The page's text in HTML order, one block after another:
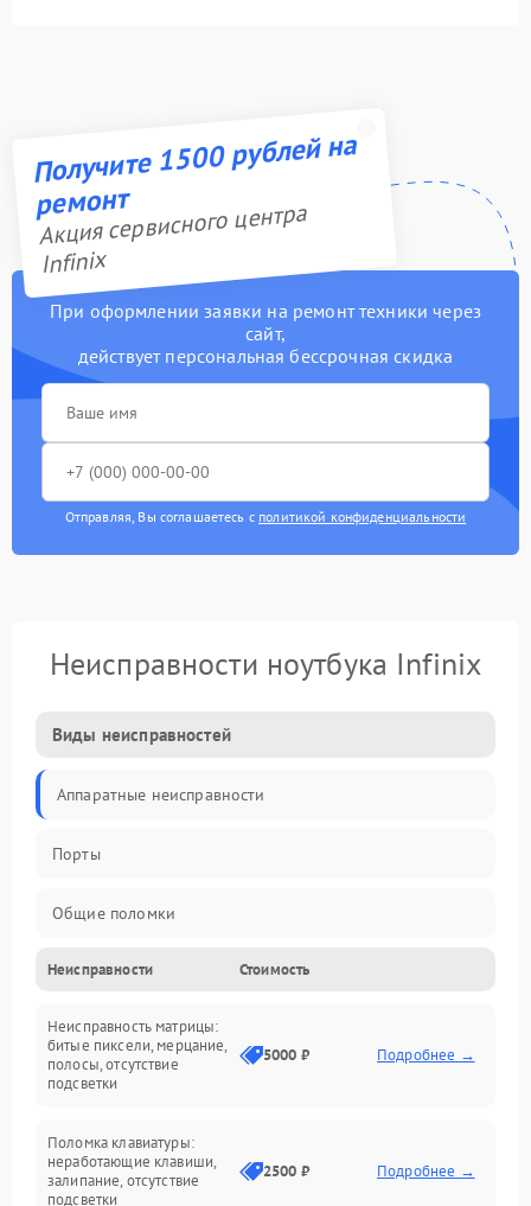
Получите 1500 рублей на
ремонт
Акция сервисного центра
Infinix
При оформлении заявки на ремонт техники через
сайт,
действует персональная бессрочная скидка
Отправляя, Вы соглашаетесь с политикой конфиденциальности
Неисправности ноутбука Infinix
Виды неисправностей
Аппаратные неисправности
Порты
Общие поломки
Устройства
Программные ошибки
Электрические и системные сбои
Интерфейсные проблемы
Неисправности Стоимость
Неисправность матрицы:
битые пиксели, мерцание,
полосы, отсутствие
подсветки
5000 ₽ Подробнее →
Поломка клавиатуры:
неработающие клавиши,
залипание, отсутствие
подсветки
2500 ₽ Подробнее →